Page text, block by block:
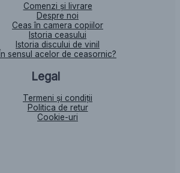
Comenzi și livrare
Despre noi
Ceas în camera copiilor
Istoria ceasului​
Istoria discului de vinil
În sensul acelor de ceasornic?
Legal
Termeni și condiții
Politica de retur
Cookie-uri